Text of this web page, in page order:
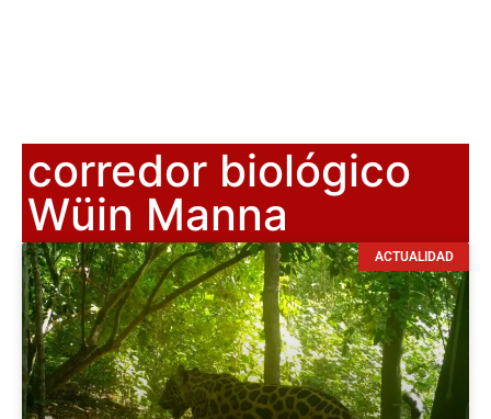
corredor biológico
Wüin Manna
ACTUALIDAD